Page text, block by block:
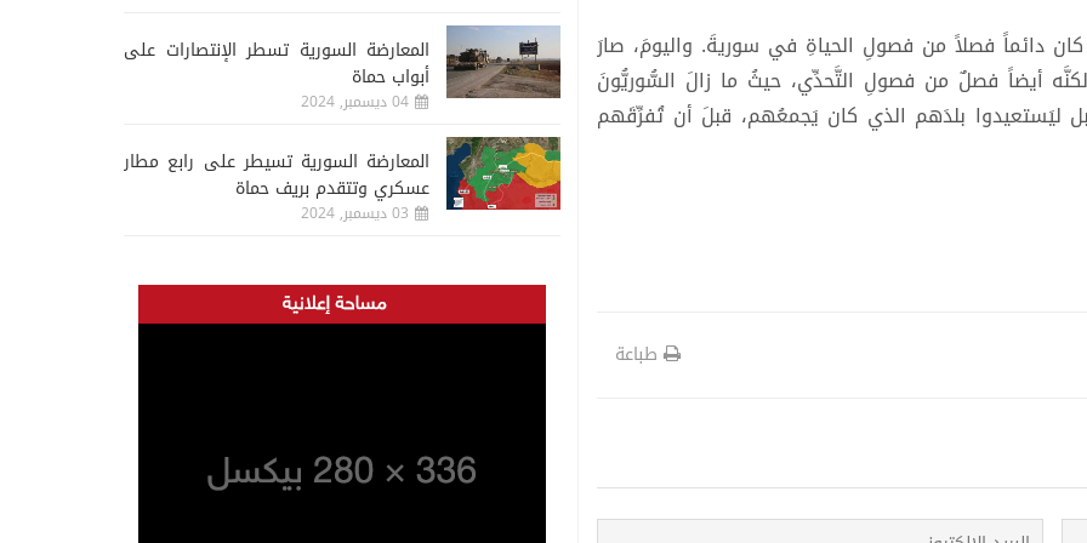
دائماً فصلاً من فصولِ الحياةِ في سوريةَ. واليومَ، صارَ
أيضاً فصلٌ من فصولِ التَّحدِّي، حيثُ ما زالَ السُّوريُّونَ
ليَستعيدوا بلدَهم الذي كان يَجمعُهم، قبلَ أن تُفرِّقَهم
طباعة
المعارضة السورية تسطر الإنتصارات على
أبواب حماة
04 ديسمبر, 2024
المعارضة السورية تسيطر على رابع مطار
عسكري وتتقدم بريف حماة
03 ديسمبر, 2024